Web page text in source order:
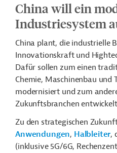
China will ein
Industriesystem
China plant, die industrielle
Innovationskraft und
Dafür sollen zum einen
Chemie, Maschinenbau und
modernisiert und zum
Zukunftsbranchen
Zu den strategischen
Anwendungen, Halbleiter,
(inklusive 5G/6G,